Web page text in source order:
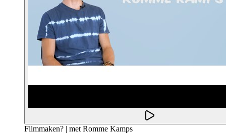
Filmmaken? | met Romme Kamps